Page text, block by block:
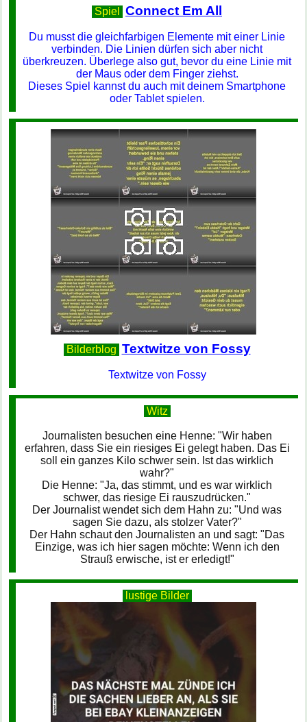
Spiel Connect Em All
Du musst die gleichfarbigen Elemente mit einer Linie
verbinden. Die Linien dürfen sich aber nicht
überkreuzen. Überlege also gut, bevor du eine Linie mit
der Maus oder dem Finger ziehst.
Dieses Spiel kannst du auch mit deinem Smartphone
oder Tablet spielen.
Bilderblog Textwitze von Fossy
Textwitze von Fossy
Witz
Journalisten besuchen eine Henne: "Wir haben
erfahren, dass Sie ein riesiges Ei gelegt haben. Das Ei
soll ein ganzes Kilo schwer sein. Ist das wirklich
wahr?"
Die Henne: "Ja, das stimmt, und es war wirklich
schwer, das riesige Ei rauszudrücken."
Der Journalist wendet sich dem Hahn zu: "Und was
sagen Sie dazu, als stolzer Vater?"
Der Hahn schaut den Journalisten an und sagt: "Das
Einzige, was ich hier sagen möchte: Wenn ich den
Strauß erwische, ist er erledigt!"
lustige Bilder